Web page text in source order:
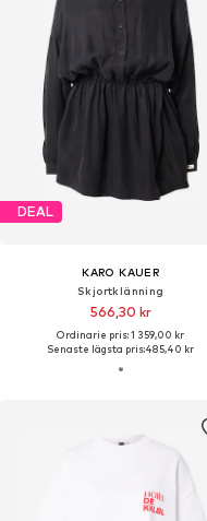
DEAL
KARO KAUER
Skjortklänning
566,30 kr
Ordinarie pris: 1 359,00 kr
Senaste lägsta pris:485,40 kr
UPPTÄCK
Rooted